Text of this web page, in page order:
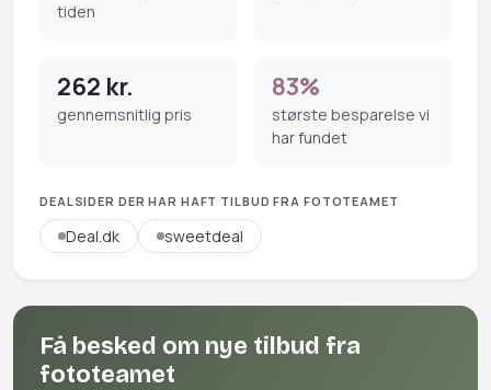
tiden
262 kr.
gennemsnitlig pris
83%
største besparelse vi
har fundet
DEALSIDER DER HAR HAFT TILBUD FRA FOTOTEAMET
Deal.dk sweetdeal
Få besked om nye tilbud fra
fototeamet